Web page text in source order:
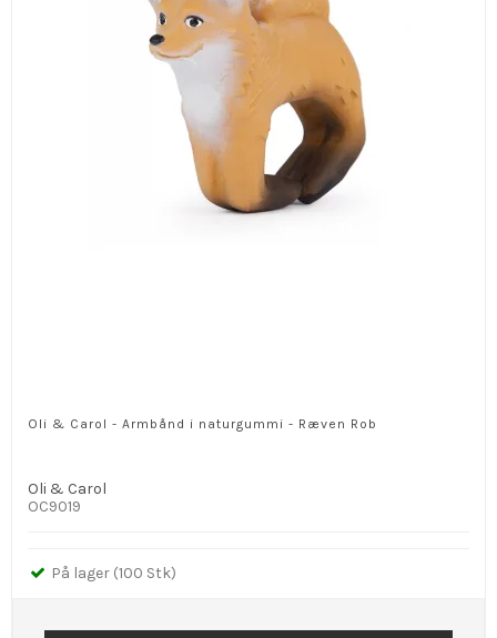
Oli & Carol - Armbånd i naturgummi - Ræven Rob
Oli & Carol
OC9019
På lager (100 Stk)